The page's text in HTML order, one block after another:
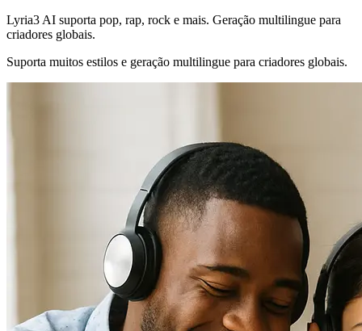
Lyria3 AI suporta pop, rap, rock e mais. Geração multilingue para
criadores globais.
Suporta muitos estilos e geração multilingue para criadores globais.